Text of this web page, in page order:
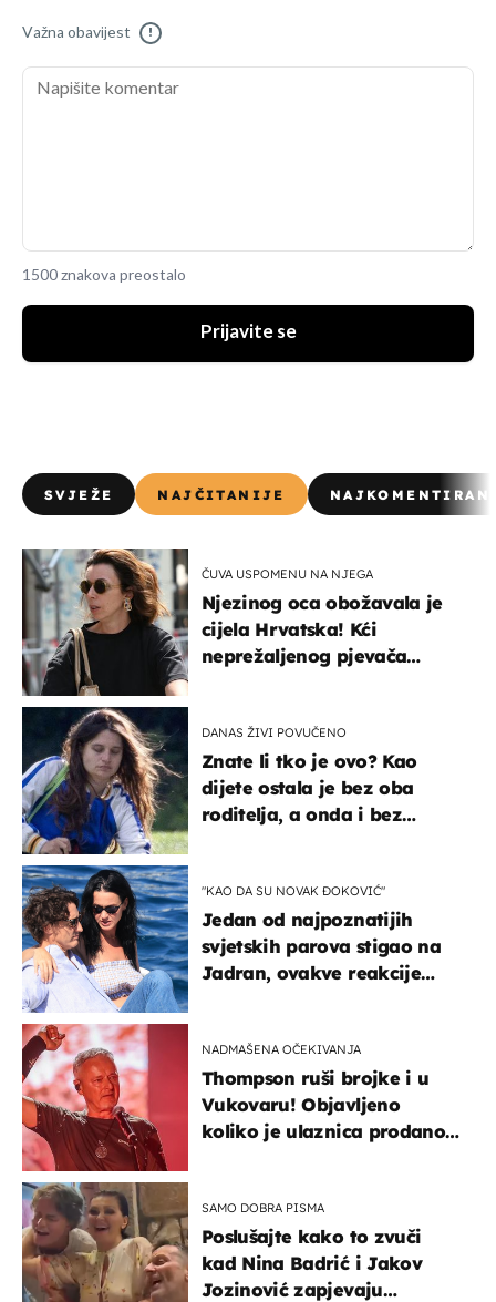
Važna obavijest !
1500 znakova preostalo
Prijavite se
SVJEŽE NAJČITANIJE
ČUVA USPOMENU NA NJEGA
Njezinog oca obožavala je
cijela Hrvatska! Kći
neprežaljenog pjevača
DANAS ŽIVI POVUČENO
Znate li tko je ovo? Kao
dijete ostala je bez oba
roditelja, a onda i bez
"KAO DA SU NOVAK ĐOKOVIĆ"
Jedan od najpoznatijih
svjetskih parova stigao na
Jadran, ovakve reakcije
NADMAŠENA OČEKIVANJA
Thompson ruši brojke i u
Vukovaru! Objavljeno
koliko je ulaznica prodano
SAMO DOBRA PISMA
Poslušajte kako to zvuči
kad Nina Badrić i Jakov
Jozinović zapjevaju